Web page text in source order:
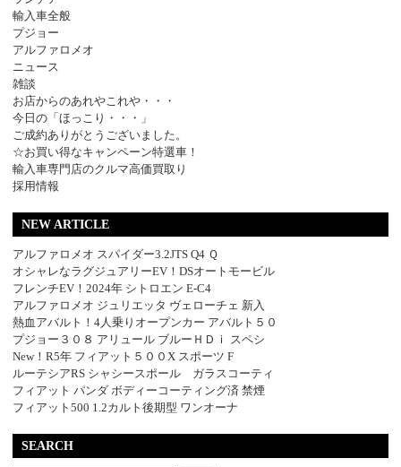
輸入車全般
プジョー
アルファロメオ
ニュース
雑談
お店からのあれやこれや・・・
今日の「ほっこり・・・」
ご成約ありがとうございました。
☆お買い得なキャンペーン特選車！
輸入車専門店のクルマ高価買取り
採用情報
NEW ARTICLE
アルファロメオ スパイダー3.2JTS Q4 Ｑ
オシャレなラグジュアリーEV！DSオートモービル
フレンチEV！2024年 シトロエン E-C4
アルファロメオ ジュリエッタ ヴェローチェ 新入
熱血アバルト！4人乗りオープンカー アバルト５０
プジョー３０８ アリュール ブルーＨＤｉ スペシ
New！R5年 フィアット５００X スポーツ F
ルーテシアRS シャシースポール ガラスコーティ
フィアット パンダ ボディーコーティング済 禁煙
フィアット500 1.2カルト後期型 ワンオーナ
SEARCH